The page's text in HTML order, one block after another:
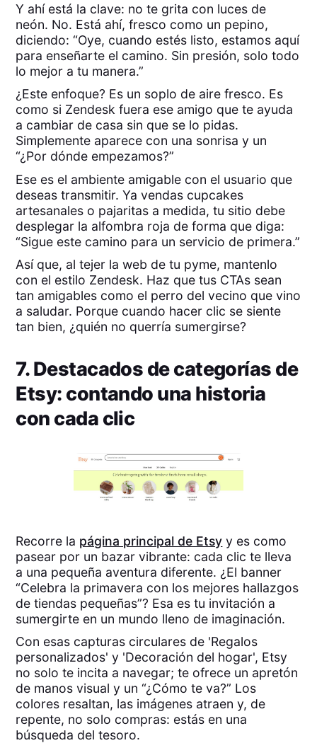
Y ahí está la clave: no te grita con luces de
neón. No. Está ahí, fresco como un pepino,
diciendo: “Oye, cuando estés listo, estamos aquí
para enseñarte el camino. Sin presión, solo todo
lo mejor a tu manera.”
¿Este enfoque? Es un soplo de aire fresco. Es
como si Zendesk fuera ese amigo que te ayuda
a cambiar de casa sin que se lo pidas.
Simplemente aparece con una sonrisa y un
“¿Por dónde empezamos?”
Ese es el ambiente amigable con el usuario que
deseas transmitir. Ya vendas cupcakes
artesanales o pajaritas a medida, tu sitio debe
desplegar la alfombra roja de forma que diga:
“Sigue este camino para un servicio de primera.”
Así que, al tejer la web de tu pyme, mantenlo
con el estilo Zendesk. Haz que tus CTAs sean
tan amigables como el perro del vecino que vino
a saludar. Porque cuando hacer clic se siente
tan bien, ¿quién no querría sumergirse?
7. Destacados de categorías de
Etsy: contando una historia
con cada clic
Recorre la página principal de Etsy y es como
pasear por un bazar vibrante: cada clic te lleva
a una pequeña aventura diferente. ¿El banner
“Celebra la primavera con los mejores hallazgos
de tiendas pequeñas”? Esa es tu invitación a
sumergirte en un mundo lleno de imaginación.
Con esas capturas circulares de 'Regalos
personalizados' y 'Decoración del hogar', Etsy
no solo te incita a navegar; te ofrece un apretón
de manos visual y un “¿Cómo te va?” Los
colores resaltan, las imágenes atraen y, de
repente, no solo compras: estás en una
búsqueda del tesoro.